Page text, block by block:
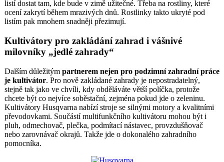
listí dostat tam, kde bude v zimě užitečné. Třeba na rostliny, které
ocení zakrytí během mrazivých dnů. Rostlinky takto ukryté pod
listím pak mnohem snadněji přezimují.
Kultivátory pro zakládání zahrad i vášnivé
milovníky „jedlé zahrady“
Dalším důležitým partnerem nejen pro podzimní zahradní práce
je kultivátor. Pro nově zakládané zahrady je nepostradatelný,
stejně tak jako ve chvíli, kdy obděláváte větší políčka, protože
chcete být co nejvíce soběstační, zejména pokud jde o zeleninu.
Kultivátory Husqvarna nabízí stroje se silnými motory a kvalitními
převodovkami. Součástí multifunkčního kultivátoru mohou být i
pluh, odmechovač, plečka, podmítací nástavec, provzdušňovač
nebo zarovnávač okrajů. Takže jde o dokonalého zahradního
pomocníka.